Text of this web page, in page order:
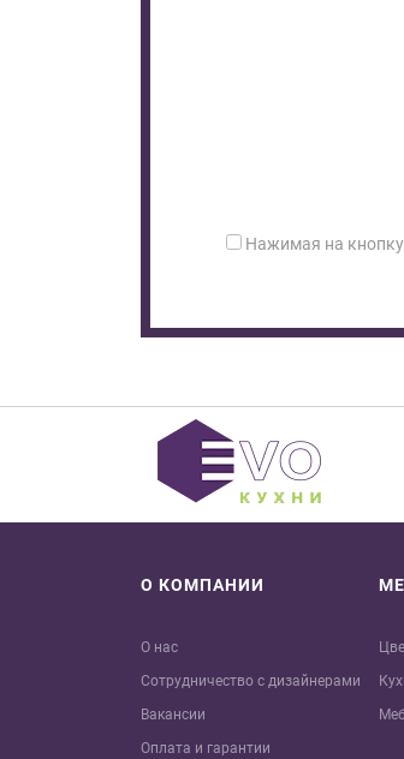
Нажимая на кнопку
О КОМПАНИИ
О нас
Сотрудничество с дизайнерами
Вакансии
Оплата и гарантии